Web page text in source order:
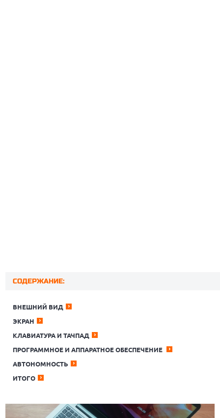
СОДЕРЖАНИЕ:
ВНЕШНИЙ ВИД
ЭКРАН
КЛАВИАТУРА И ТАЧПАД
ПРОГРАММНОЕ И АППАРАТНОЕ ОБЕСПЕЧЕНИЕ
АВТОНОМНОСТЬ
ИТОГО